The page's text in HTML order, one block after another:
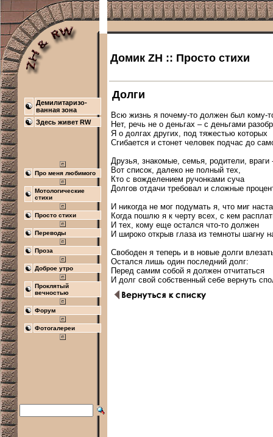
Домик ZH :: Просто стихи
Демилитаризо-
ванная зона
Здесь живет RW
Про меня любимого
Мотологические
стихи
Просто стихи
Переводы
Проза
Доброе утро
Проклятый
вечностью
Форум
Фотогалереи
Долги
Всю жизнь я почему-то должен был кому-
Нет, речь не о деньгах – с деньгами
Я о долгах других, под тяжестью которых
Сгибается и стонет человек подчас до
Друзья, знакомые, семья, родители, враги
Вот список, далеко не полный тех,
Кто с вожделением ручонками суча
Долгов отдачи требовал и сложные
И никогда не мог подумать я, что миг
Когда пошлю я к черту всех, с кем
И тех, кому еще остался что-то должен
И широко открыв глаза из темноты шагну
Свободен я теперь и в новые долги
Остался лишь один последний долг:
Перед самим собой я должен отчитаться